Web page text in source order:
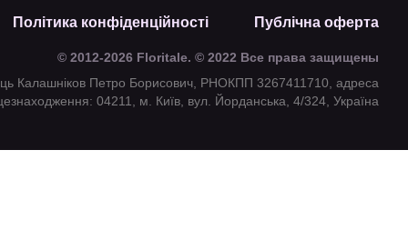
Політика конфіденційності Публічна оферта
© 2012-2026 Floritale. © 2022 Все права защищены
Калашніков Петро Борисович, РНОКПП 3267411710, адреса
04211, м. Київ, вул. Йорданська, 4/324, Україна